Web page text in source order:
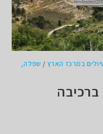
במרכז הארץ / שפלה,